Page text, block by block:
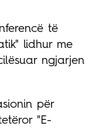
të
lidhur me
ngjarjen
për
"E-